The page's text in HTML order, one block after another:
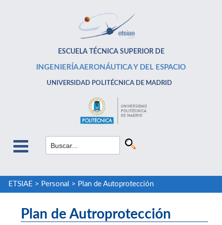
ESCUELA TÉCNICA SUPERIOR DE
INGENIERÍA AERONÁUTICA Y DEL ESPACIO
UNIVERSIDAD POLITÉCNICA DE MADRID
ETSIAE > Personal > Plan de Autoprotección
Plan de Autroprotección